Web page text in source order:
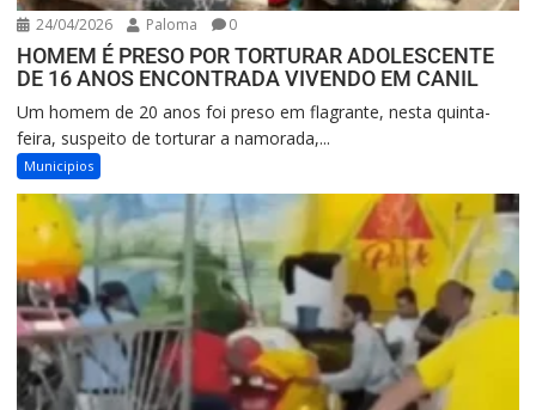
24/04/2026 Paloma 0
HOMEM É PRESO POR TORTURAR ADOLESCENTE
DE 16 ANOS ENCONTRADA VIVENDO EM CANIL
Um homem de 20 anos foi preso em flagrante, nesta quinta-
feira, suspeito de torturar a namorada,...
Municipios